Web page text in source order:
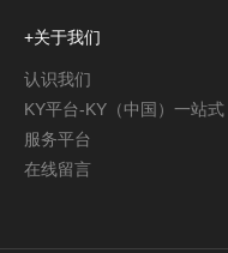
+关于我们
认识我们
KY平台-KY（中国）一站式
服务平台
在线留言